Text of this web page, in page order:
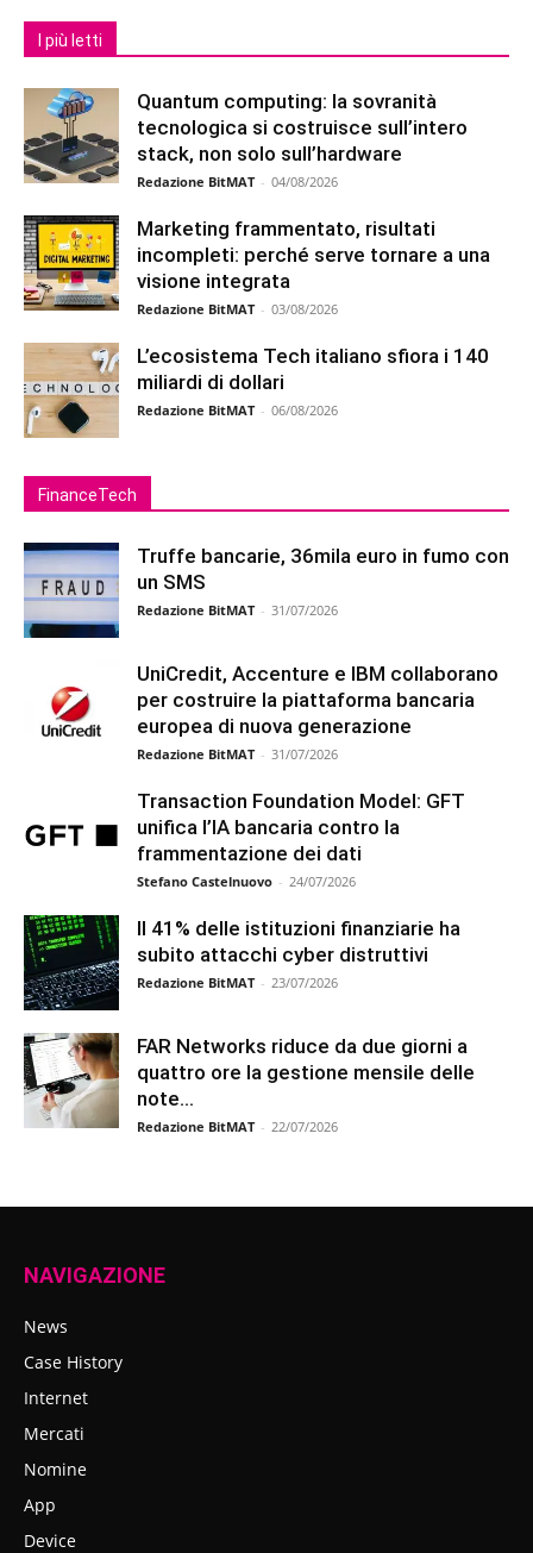
I più letti
Quantum computing: la sovranità
tecnologica si costruisce sull’intero
stack, non solo sull’hardware
Redazione BitMAT - 04/08/2026
Marketing frammentato, risultati
incompleti: perché serve tornare a una
visione integrata
Redazione BitMAT - 03/08/2026
L’ecosistema Tech italiano sfiora i 140
miliardi di dollari
Redazione BitMAT - 06/08/2026
FinanceTech
Truffe bancarie, 36mila euro in fumo con
un SMS
Redazione BitMAT - 31/07/2026
UniCredit, Accenture e IBM collaborano
per costruire la piattaforma bancaria
europea di nuova generazione
Redazione BitMAT - 31/07/2026
Transaction Foundation Model: GFT
unifica l’IA bancaria contro la
frammentazione dei dati
Stefano Castelnuovo - 24/07/2026
Il 41% delle istituzioni finanziarie ha
subito attacchi cyber distruttivi
Redazione BitMAT - 23/07/2026
FAR Networks riduce da due giorni a
quattro ore la gestione mensile delle
note...
Redazione BitMAT - 22/07/2026
NAVIGAZIONE
News
Case History
Internet
Mercati
Nomine
App
Device